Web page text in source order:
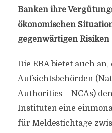
Banken ihre
ökonomischen
gegenwärtigen Risiken
Die EBA bietet auch
Aufsichtsbehörden
Authorities – NCAs)
Instituten eine
für Meldestichtage